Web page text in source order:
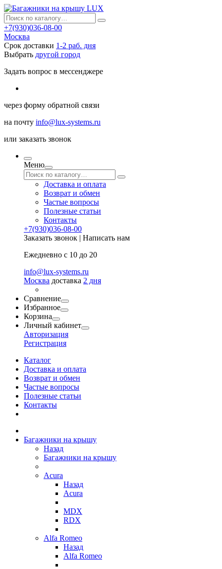
+7(930)036-08-00
Москва
Срок доставки 1-2 раб. дня
Выбрать другой город
Задать вопрос в мессенджере
через форму обратной связи
на почту info@lux-systems.ru
или заказать звонок
Меню
Доставка и оплата
Возврат и обмен
Частые вопросы
Полезные статьи
Контакты
+7(930)036-08-00
Заказать звонок | Написать нам
Ежедневно с 10 до 20
info@lux-systems.ru
Москва доставка 2 дня
Сравнение
Избранное
Корзина
Личный кабинет
Авторизация
Регистрация
Каталог
Доставка и оплата
Возврат и обмен
Частые вопросы
Полезные статьи
Контакты
Багажники на крышу
Назад
Багажники на крышу
Acura
Назад
Acura
MDX
RDX
Alfa Romeo
Назад
Alfa Romeo